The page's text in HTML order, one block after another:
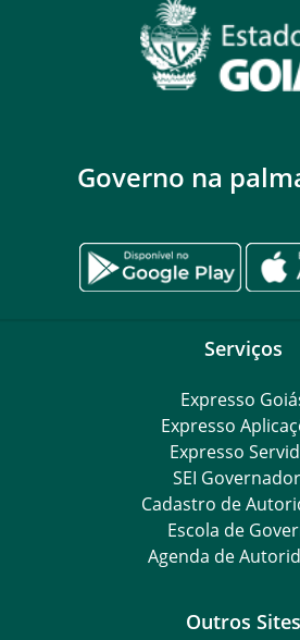
Governo na
Serviços
Expresso
Expresso
Expresso
SEI
Cadastro de
Escola de
Agenda de
Outros Sites